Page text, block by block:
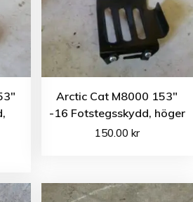
Arctic Cat M8000 153″
-16 Fotstegsskydd, höger
150.00 kr